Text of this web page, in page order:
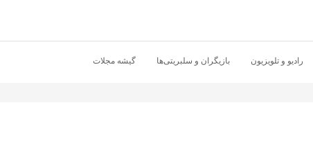
رادیو و تلویزیون بازیگران و سلبریتی‌ها گیشه مجلات